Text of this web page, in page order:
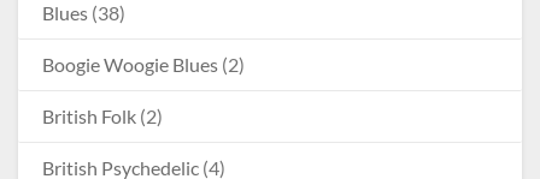
Blues (38)
Boogie Woogie Blues (2)
British Folk (2)
British Psychedelic (4)